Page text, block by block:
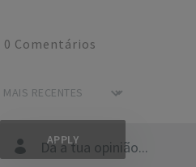
Dá a tua opinião...
0 Comentários